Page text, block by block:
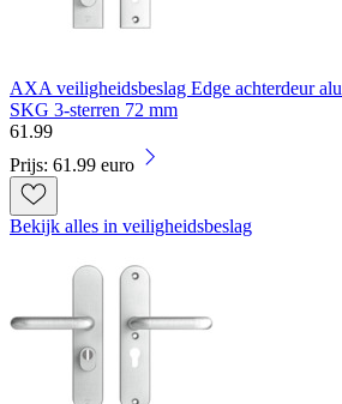
AXA veiligheidsbeslag Edge achterdeur
SKG 3-sterren 72 mm
61 .99
Prijs: 61.99 euro
Bekijk alles in veiligheidsbeslag